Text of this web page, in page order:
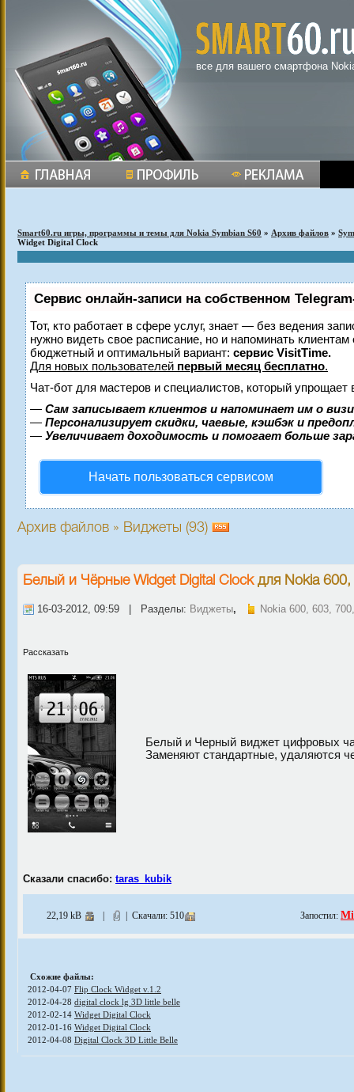
все для вашего смартфона
Smart60.ru игры, программы и темы для Nokia Symbian S60 » Архив файлов »
Widget Digital Clock
Сервис онлайн-записи на собственном
Тот, кто работает в сфере услуг, знает — без ведения
нужно видеть свое расписание, но и напоминать
бюджетный и оптимальный вариант: сервис VisitTime.
Для новых пользователей первый месяц бесплатно.
Чат-бот для мастеров и специалистов, который упрощает
— Сам записывает клиентов и напоминает им о
— Персонализирует скидки, чаевые, кэшбэк и
— Увеличивает доходимость и помогает больше
Начать пользоваться сервисом
Архив файлов » Виджеты (93)
Белый и Чёрные Widget Digital Clockдля Nokia
16-03-2012, 09:59 | Разделы: Виджеты, Nokia 600, 603,
Рассказать
Белый и Черный виджет цифровых
Заменяют стандартные, удаляются
Сказали спасибо: taras_kubik
22,19 kB | Скачали: 510 Запостил:
Схожие файлы:
2012-04-07 Flip Clock Widget v.1.2
2012-04-28 digital clock lg 3D little belle
2012-02-14 Widget Digital Clock
2012-01-16 Widget Digital Clock
2012-04-08 Digital Clock 3D Little Belle